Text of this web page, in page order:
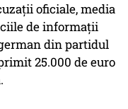
oficiale, media
de informații
din partidul
25.000 de euro